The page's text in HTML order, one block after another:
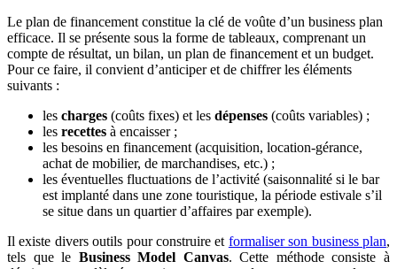
Le plan de financement constitue la clé de voûte d’un business plan
efficace. Il se présente sous la forme de tableaux, comprenant un
compte de résultat, un bilan, un plan de financement et un budget.
Pour ce faire, il convient d’anticiper et de chiffrer les éléments
suivants :
les charges (coûts fixes) et les dépenses (coûts variables) ;
les recettes à encaisser ;
les besoins en financement (acquisition, location-gérance,
achat de mobilier, de marchandises, etc.) ;
les éventuelles fluctuations de l’activité (saisonnalité si le bar
est implanté dans une zone touristique, la période estivale s’il
se situe dans un quartier d’affaires par exemple).
Il existe divers outils pour construire et formaliser son business plan,
tels que le Business Model Canvas. Cette méthode consiste à